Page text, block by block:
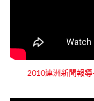
2010連洲新聞報